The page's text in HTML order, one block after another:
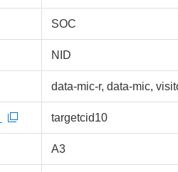
SOC
NID
data-mic-r, data-mic,
targetcid10
A3